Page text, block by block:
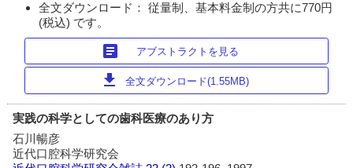
全文ダウンロード： 従量制、基本料金制の方共に770円
(税込) です。
article アブストラクトを見る
download 全文ダウンロード(1.55MB)
実践の科学としての歯科医療のあり方
石川暢彦
近代口腔科学研究会